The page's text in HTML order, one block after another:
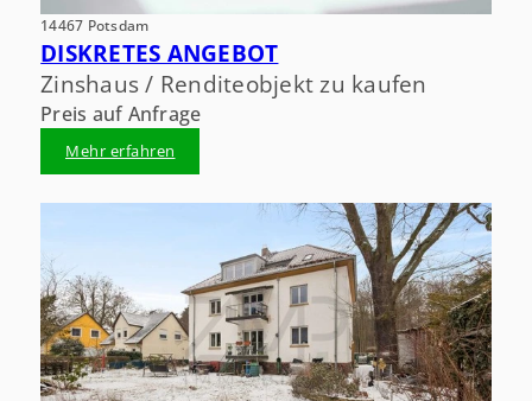
14467 Potsdam
DISKRETES ANGEBOT
Zinshaus / Renditeobjekt zu kaufen
Preis auf Anfrage
Mehr erfahren